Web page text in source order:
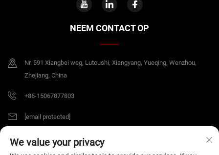
NEEM CONTACT OP
Nr. 591 Xiangbei weg, Lutoushi, Xiangyang, Yueqing, Wenzhou,
Zhejiang, China
+86-15067877803
[email protected]
Copyright © 2026 China Zhejiang B&J Electrical Co.,Ltd. Alle rechten
We value your privacy